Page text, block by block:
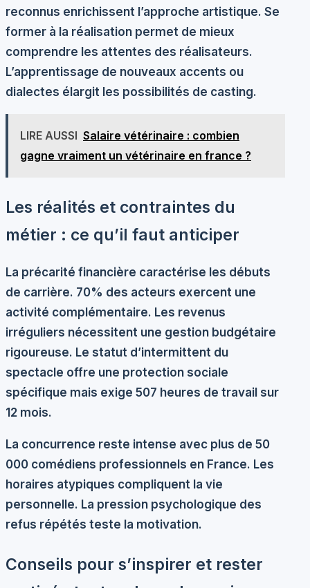
reconnus enrichissent l’approche artistique. Se
former à la réalisation permet de mieux
comprendre les attentes des réalisateurs.
L’apprentissage de nouveaux accents ou
dialectes élargit les possibilités de casting.
LIRE AUSSI Salaire vétérinaire : combien
gagne vraiment un vétérinaire en france ?
Les réalités et contraintes du
métier : ce qu’il faut anticiper
La précarité financière caractérise les débuts
de carrière. 70% des acteurs exercent une
activité complémentaire. Les revenus
irréguliers nécessitent une gestion budgétaire
rigoureuse. Le statut d’intermittent du
spectacle offre une protection sociale
spécifique mais exige 507 heures de travail sur
12 mois.
La concurrence reste intense avec plus de 50
000 comédiens professionnels en France. Les
horaires atypiques compliquent la vie
personnelle. La pression psychologique des
refus répétés teste la motivation.
Conseils pour s’inspirer et rester